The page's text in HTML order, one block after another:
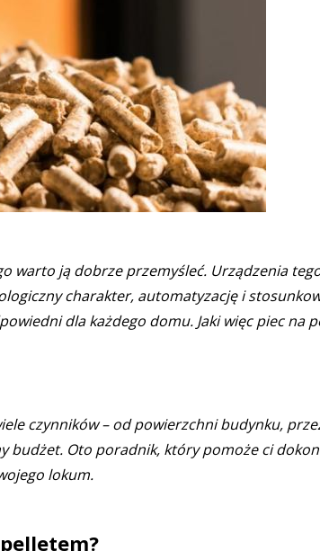
warto ją dobrze przemyśleć. Urządzenia
charakter, automatyzację i
dla każdego domu. Jaki więc piec na
czynników – od powierzchni budynku,
budżet. Oto poradnik, który pomoże ci
lokum.